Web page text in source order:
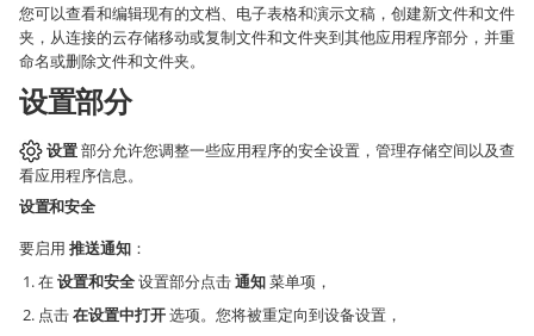
您可以查看和编辑现有的文档、电子表格和演示文稿，创建新文件和文件
夹，从连接的云存储移动或复制文件和文件夹到其他应用程序部分，并重
命名或删除文件和文件夹。
设置部分
设置部分允许您调整一些应用程序的安全设置，管理存储空间以及查
看应用程序信息。
设置和安全
要启用 推送通知 ：
在设置和安全设置部分点击通知菜单项，
点击在设置中打开选项。您将被重定向到设备设置，